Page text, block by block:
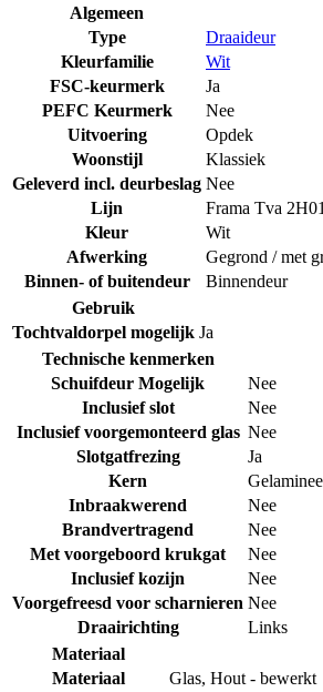
Algemeen
Type
Draaideur
Kleurfamilie
Wit
FSC-keurmerk
Ja
PEFC Keurmerk
Nee
Uitvoering
Opdek
Woonstijl
Klassiek
Geleverd incl. deurbeslag Nee
Lijn
Frama Tva 2H01
Kleur
Wit
Afwerking
Gegrond / met
Binnen- of buitendeur
Binnendeur
Gebruik
Tochtvaldorpel mogelijk Ja
Technische kenmerken
Schuifdeur Mogelijk
Nee
Inclusief slot
Nee
Inclusief voorgemonteerd glas Nee
Slotgatfrezing
Ja
Kern
Inbraakwerend
Nee
Brandvertragend
Nee
Met voorgeboord krukgat
Nee
Inclusief kozijn
Nee
Voorgefreesd voor scharnieren Nee
Draairichting
Links
Materiaal
Materiaal
Glas, Hout - bewerkt